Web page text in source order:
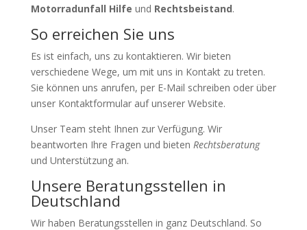
Motorradunfall Hilfe und Rechtsbeistand.
So erreichen Sie uns
Es ist einfach, uns zu kontaktieren. Wir bieten
verschiedene Wege, um mit uns in Kontakt zu treten.
Sie können uns anrufen, per E-Mail schreiben oder über
unser Kontaktformular auf unserer Website.
Unser Team steht Ihnen zur Verfügung. Wir
beantworten Ihre Fragen und bieten Rechtsberatung
und Unterstützung an.
Unsere Beratungsstellen in
Deutschland
Wir haben Beratungsstellen in ganz Deutschland. So